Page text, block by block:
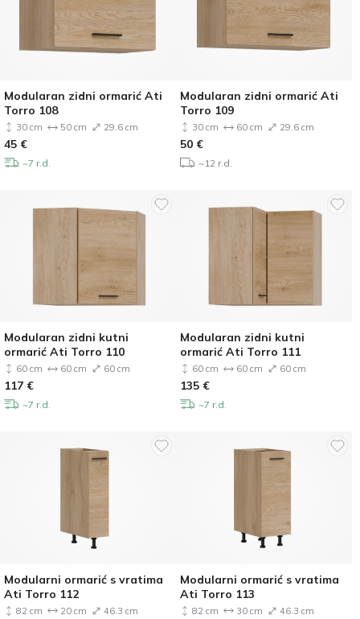
Modularan zidni ormarić Ati
Torro 108
30 cm 50 cm 29.6 cm
45 €
~7 r.d.
Modularan zidni ormarić Ati
Torro 109
30 cm 60 cm 29.6 cm
50 €
~12 r.d.
Modularan zidni kutni
ormarić Ati Torro 110
60 cm 60 cm 60 cm
117 €
~7 r.d.
Modularan zidni kutni
ormarić Ati Torro 111
60 cm 60 cm 60 cm
135 €
~7 r.d.
Modularni ormarić s vratima
Ati Torro 112
82 cm 20 cm 46.3 cm
Modularni ormarić s vratima
Ati Torro 113
82 cm 30 cm 46.3 cm